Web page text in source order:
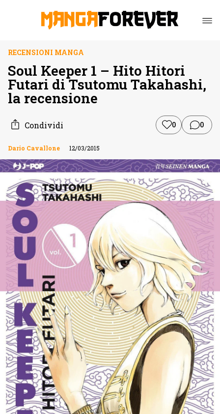
RECENSIONI MANGA
Soul Keeper 1 – Hito Hitori
Futari di Tsutomu Takahashi,
la recensione
Condividi 0 0
Dario Cavallone 12/03/2015